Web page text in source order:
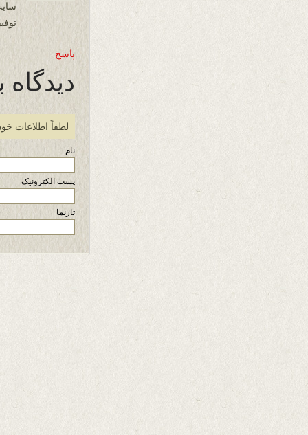
سایت وزين ٢٤
پاسخ
دیدگاه
لطفاً اطلاعات
نام
پست الکترونیک
تارنما